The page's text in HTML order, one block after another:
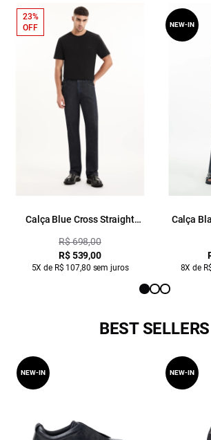
Calça Blue Cross Straight
Resina
R$ 698,00
R$ 539,00
5X de R$ 107,80 sem juros
23%
OFF
Calça
8X de
NEW-IN
BEST SELLERS
NEW-IN NEW-IN